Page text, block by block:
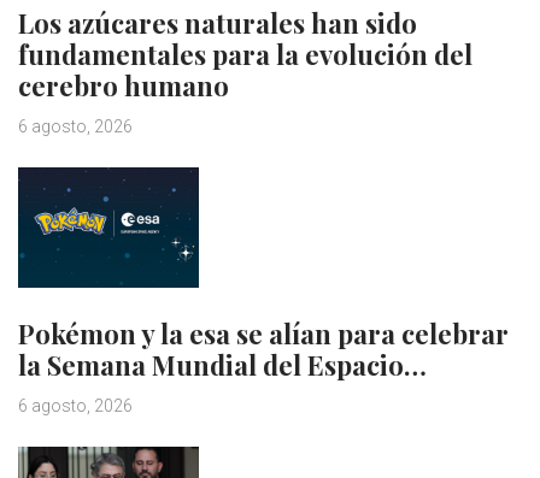
Los azúcares naturales han sido
fundamentales para la evolución del
cerebro humano
6 agosto, 2026
Pokémon y la esa se alían para celebrar
la Semana Mundial del Espacio…
6 agosto, 2026